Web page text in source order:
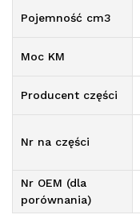
Pojemność cm3
Moc KM
Producent części
Nr na części
Nr OEM (dla
porównania)